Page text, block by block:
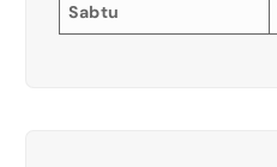
Sabtu